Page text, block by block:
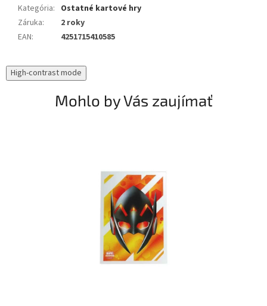
Kategória: Ostatné kartové hry
Záruka:
2 roky
EAN: 4251715410585
High-contrast mode
Mohlo by Vás zaujímať